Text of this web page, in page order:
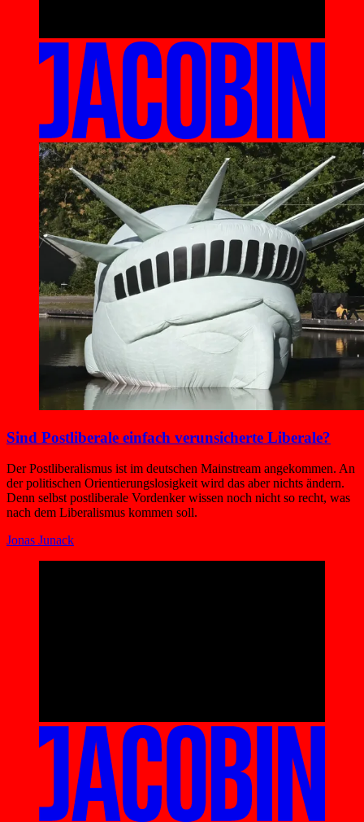
Sind Postliberale einfach verunsicherte Liberale?
Der Postliberalismus ist im deutschen Mainstream angekommen. An
der politischen Orientierungslosigkeit wird das aber nichts ändern.
Denn selbst postliberale Vordenker wissen noch nicht so recht, was
nach dem Liberalismus kommen soll.
Jonas Junack